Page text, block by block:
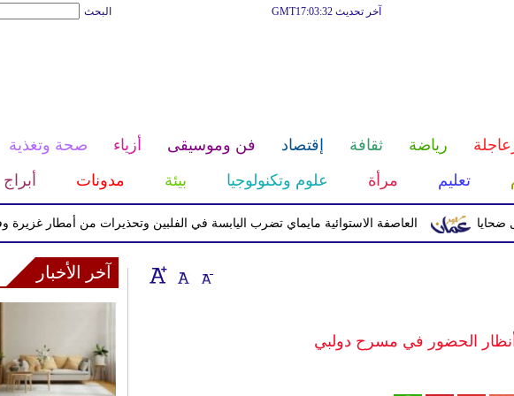
البحث آخر تحديث GMT17:03:32
رياضة ثقافة إقتصاد فن وموسيقى أزياء صحة وتغذية
تعليم مرأة علوم وتكنولوجيا بيئة مدونات أبراج
العاصفة الاستوائية مايماي تضرب اليابسة في الفلبين وتحذيرات من أمطار غزيرة وفيضانات
الحضور في مسرح دولبي
آخر الأخبار